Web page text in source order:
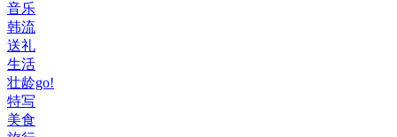
音乐
韩流
送礼
生活
壮龄go!
特写
美食